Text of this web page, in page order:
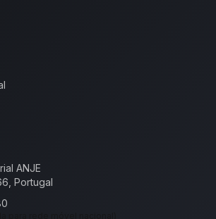
ANJE
Portugal